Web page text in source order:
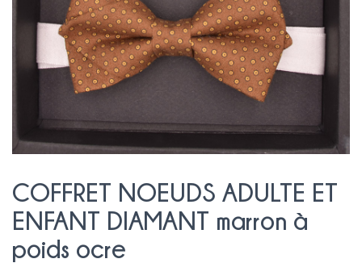
COFFRET NOEUDS ADULTE ET
ENFANT DIAMANT marron à
poids ocre